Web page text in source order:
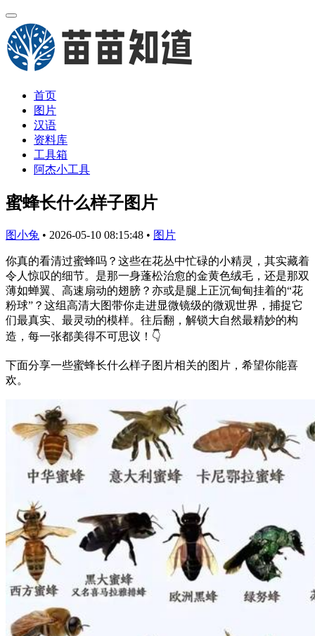
首页
图片
汉语
资料库
工具箱
阿杰小工具
蜜蜂长什么样子图片
图小兔 • 2026-05-10 08:15:48 • 图片
你真的看清过蜜蜂吗？这些在花丛中忙碌的小精灵，其实藏着
令人惊叹的细节。是那一身蓬松治愈的金黄色绒毛，还是那双
薄如蝉翼、高速扇动的翅膀？亦或是腿上正沉甸甸挂着的“花
粉球”？这组高清大图带你走进显微镜级的微观世界，捕捉它
们最真实、最灵动的模样。往后翻，解锁大自然最精妙的构
造，每一张都美得不可思议！👇
下面分享一些蜜蜂长什么样子图片相关的图片，希望你能喜
欢。